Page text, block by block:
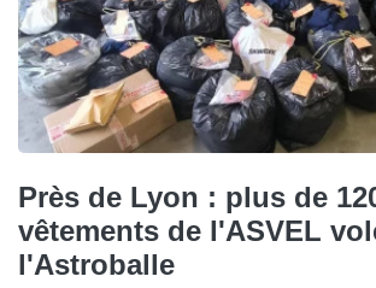
Près de Lyon : plus de
vêtements de l'ASVEL
l'Astroballe